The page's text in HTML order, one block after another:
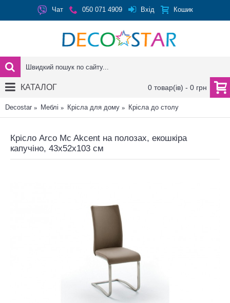
Чат 050 071 4909 Вхід Кошик
0 товар(ів) - 0 грн
КАТАЛОГ
Decostar Меблі Крісла для дому Крісла до столу
Крісло Arco Mc Akcent на полозах, екошкіра
капучіно, 43x52x103 см